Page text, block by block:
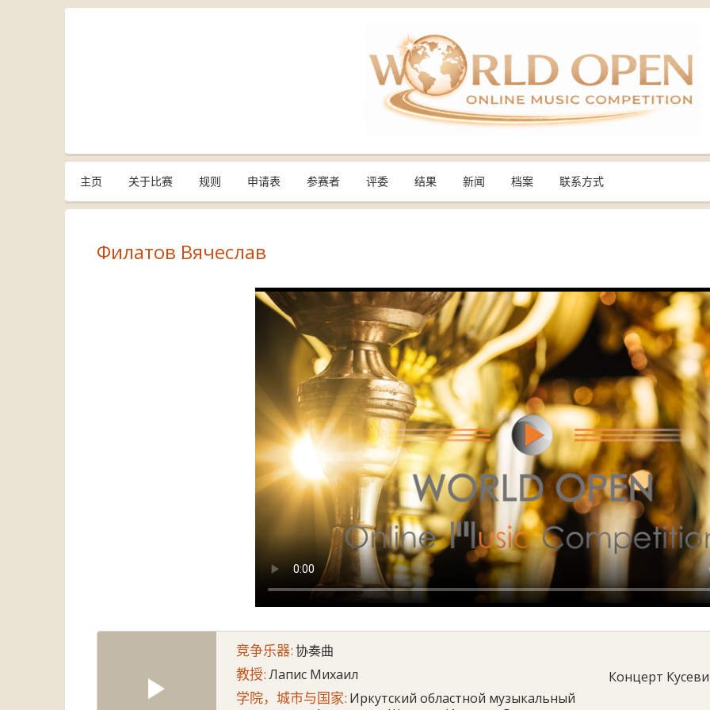
主页 关于比赛 规则 申请表 参赛者 评委 结果 新闻 档案 联系方式
Филатов Вячеслав
竞争乐器:协奏曲
教授:Лапис Михаил
学院，城市与国家: Иркутский областной музыкальный
Концерт